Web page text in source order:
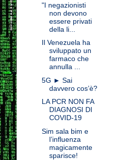
"I negazionisti
non devono
essere privati
della li...
Il Venezuela ha
sviluppato un
farmaco che
annulla ...
5G ► Sai
davvero cos’è?
LA PCR NON FA
DIAGNOSI DI
COVID-19
Sim sala bim e
l’influenza
magicamente
sparisce!